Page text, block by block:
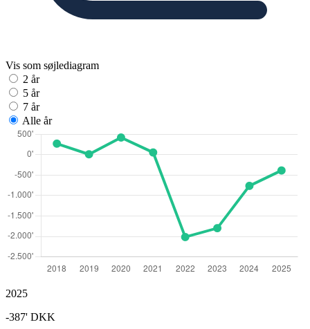
Vis som søjlediagram
2 år
5 år
7 år
Alle år
2025
-387' DKK